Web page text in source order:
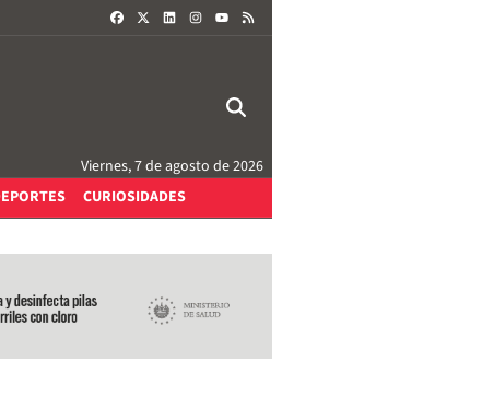
FACEBOOKLINKEDININSTAGRAM
Viernes, 7 de agosto de 2026
CURIOSIDADES